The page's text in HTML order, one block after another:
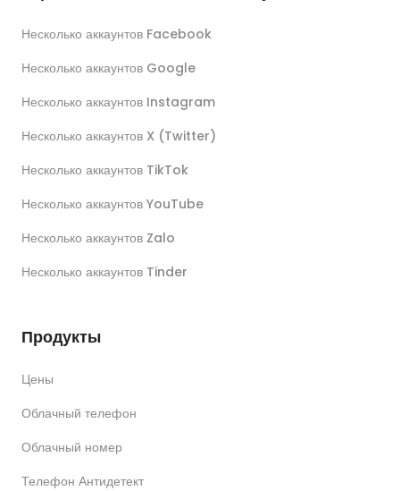
Несколько аккаунтов Facebook
Несколько аккаунтов Google
Несколько аккаунтов Instagram
Несколько аккаунтов X (Twitter)
Несколько аккаунтов TikTok
Несколько аккаунтов YouTube
Несколько аккаунтов Zalo
Несколько аккаунтов Tinder
Продукты
Цены
Облачный телефон
Облачный номер
Телефон Антидетект